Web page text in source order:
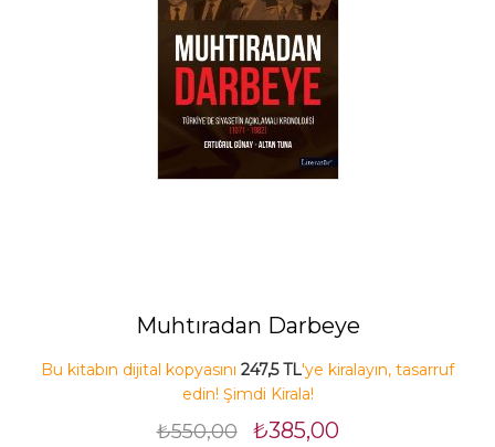
Muhtıradan Darbeye
Bu kitabın dijital kopyasını 247,5 TL'ye kiralayın, tasarruf
edin! Şimdi Kirala!
₺550,00 ₺385,00